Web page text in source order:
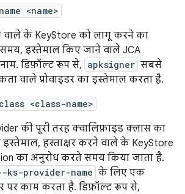
<name>
वाले के KeyStore को लागू करने का
इस्तेमाल किए जाने वाले JCA
डिफ़ॉल्ट रूप से, apksigner सबसे
वाले प्रोवाइडर का इस्तेमाल करता है.
<class-name>
की पूरी तरह क्वालिफ़ाइड क्लास का
हस्ताक्षर करने वाले के KeyStore
का अनुरोध करते समय किया जाता है.
ks-provider-name के लिए एक
पर काम करता है. डिफ़ॉल्ट रूप से,